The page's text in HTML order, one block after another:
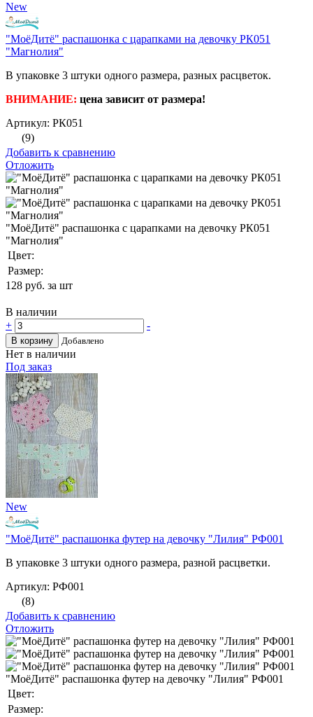
New
"МоёДитё" распашонка с царапками на девочку РК051
"Магнолия"
В упаковке 3 штуки одного размера, разных расцветок.
ВНИМАНИЕ: цена зависит от размера!
Артикул: РК051
(9)
Добавить к сравнению
Отложить
"МоёДитё" распашонка с царапками на девочку РК051
"Магнолия"
Цвет:
Размер:
128 руб. за шт
В наличии
+
-
В корзину Добавлено
Нет в наличии
Под заказ
New
"МоёДитё" распашонка футер на девочку "Лилия" РФ001
В упаковке 3 штуки одного размера, разной расцветки.
Артикул: РФ001
(8)
Добавить к сравнению
Отложить
"МоёДитё" распашонка футер на девочку "Лилия" РФ001
Цвет:
Размер: